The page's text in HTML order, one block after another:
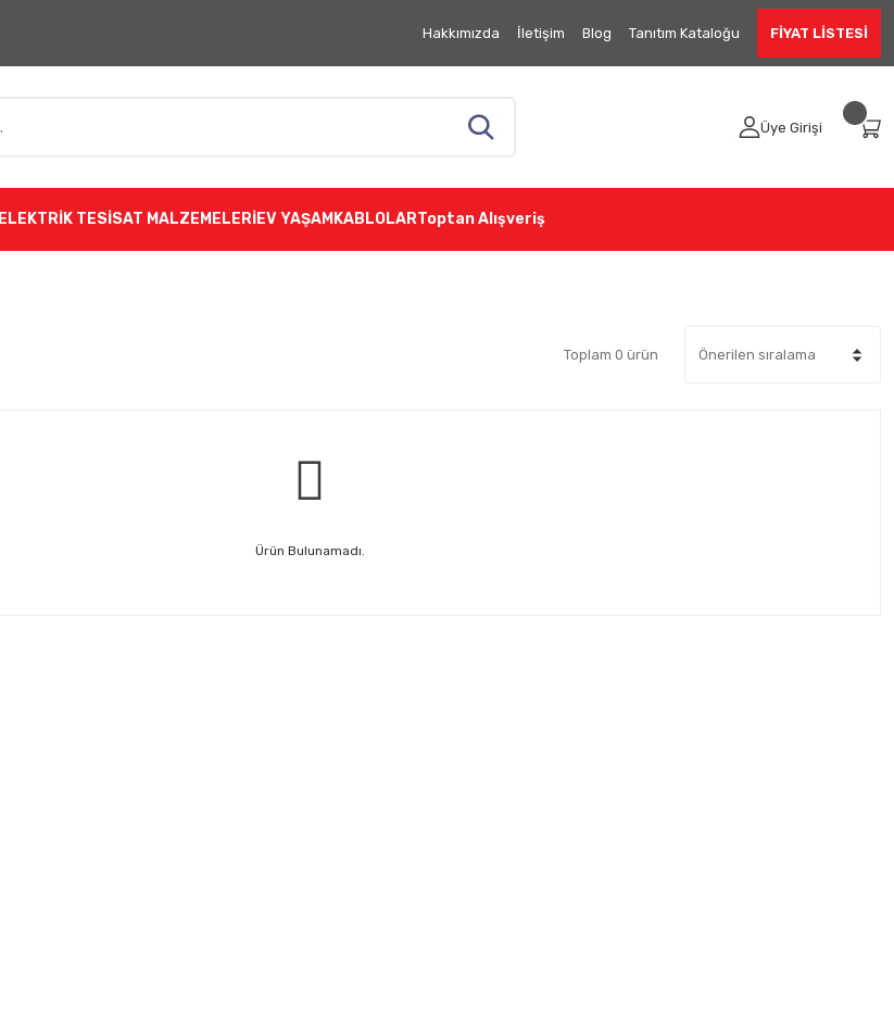
Hakkımızda İletişim Blog Tanıtım Kataloğu FİYAT LİSTESİ
Üye Girişi
ELEKTRİK TESİSAT MALZEMELERİEV YAŞAM KABLOLARToptan Alışveriş
Toplam 0 ürün
Ürün Bulunamadı.